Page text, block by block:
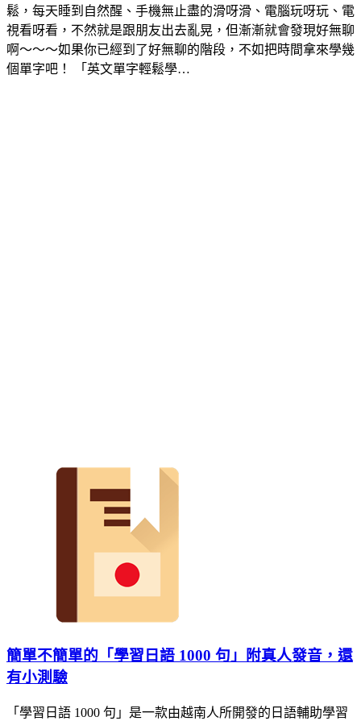
鬆，每天睡到自然醒、手機無止盡的滑呀滑、電腦玩呀玩、電
視看呀看，不然就是跟朋友出去亂晃，但漸漸就會發現好無聊
啊～～～如果你已經到了好無聊的階段，不如把時間拿來學幾
個單字吧！ 「英文單字輕鬆學…
簡單不簡單的「學習日語 1000 句」附真人發音，還
有小測驗
「學習日語 1000 句」是一款由越南人所開發的日語輔助學習